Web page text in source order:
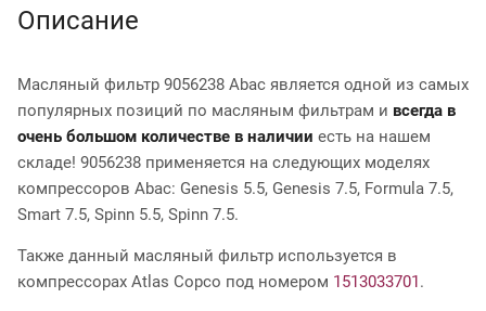
Описание
Масляный фильтр 9056238 Abac является одной из самых
популярных позиций по масляным фильтрам и всегда в
очень большом количестве в наличии есть на нашем
складе! 9056238 применяется на следующих моделях
компрессоров Abac: Genesis 5.5, Genesis 7.5, Formula 7.5,
Smart 7.5, Spinn 5.5, Spinn 7.5.
Также данный масляный фильтр используется в
компрессорах Atlas Copco под номером 1513033701.